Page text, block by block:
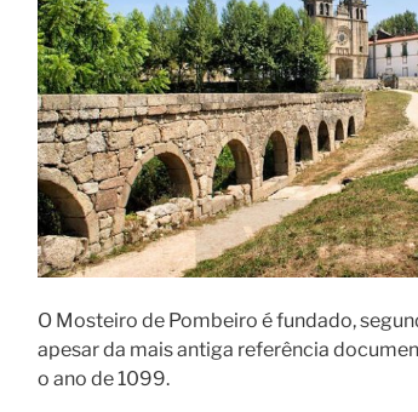
O Mosteiro de Pombeiro é fundado,
apesar da mais antiga referência
o ano de 1099.